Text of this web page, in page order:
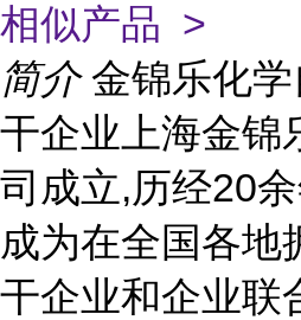
相似产品 >
简介 金锦乐化
干企业上海金锦
司成立,历经20
成为在全国各地
干企业和企业联